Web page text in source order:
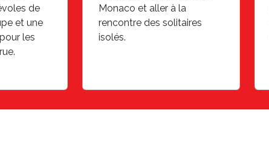
de
et une
les
Monaco et aller à la
rencontre des solitaires
isolés.